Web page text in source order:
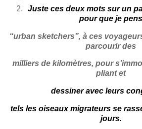
Juste ces deux mots sur un
pour que je
“urban sketchers”, à ces
parcourir des
milliers de kilomètres, pour
pliant et
dessiner avec leurs
tels les oiseaux migrateurs se
jours.